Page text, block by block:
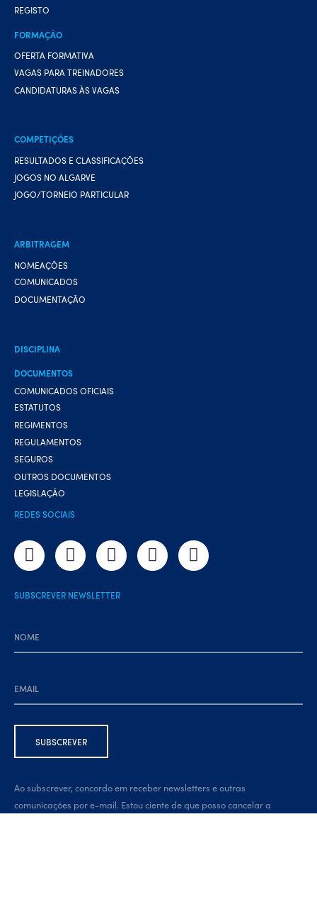
REGISTO
FORMAÇÃO
OFERTA FORMATIVA
VAGAS PARA TREINADORES
CANDIDATURAS ÀS VAGAS
COMPETIÇÕES
RESULTADOS E CLASSIFICAÇÕES
JOGOS NO ALGARVE
JOGO/TORNEIO PARTICULAR
ARBITRAGEM
NOMEAÇÕES
COMUNICADOS
DOCUMENTAÇÃO
DISCIPLINA
DOCUMENTOS
COMUNICADOS OFICIAIS
ESTATUTOS
REGIMENTOS
REGULAMENTOS
SEGUROS
OUTROS DOCUMENTOS
LEGISLAÇÃO
REDES SOCIAIS
SUBSCREVER NEWSLETTER
Ao subscrever, concordo em receber newsletters e outras
comunicações por e-mail. Estou ciente de que posso cancelar a